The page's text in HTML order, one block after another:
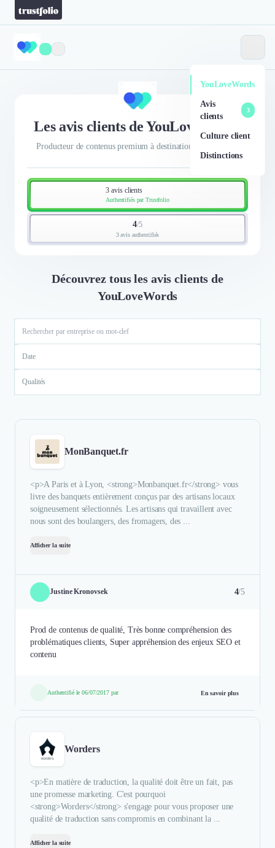
YouLoveWords
Avis
clients
3
Culture client
Distinctions
Les avis clients de YouLoveWords
Producteur de contenus premium à destination des marques.
3 avis clients
Authentifiés par Trustfolio
4/5
3 avis authentifiés
Découvrez tous les avis clients de
YouLoveWords
Date
Qualités
MonBanquet.fr
<p>A Paris et à Lyon, <strong>Monbanquet.fr</strong> vous
livre des banquets entièrement conçus par des artisans locaux
soigneusement sélectionnés. Les artisans qui travaillent avec
nous sont des boulangers, des fromagers, des ...
Afficher la suite
Justine Kronovsek 4/5
Prod de contenus de qualité, Très bonne compréhension des
problématiques clients, Super appréhension des enjeux SEO et
contenu
Authentifié le 06/07/2017 par En savoir plus
Worders
<p>En matière de traduction, la qualité doit être un fait, pas
une promesse marketing. C'est pourquoi
<strong>Worders</strong> s'engage pour vous proposer une
qualité de traduction sans compromis en combinant la ...
Afficher la suite